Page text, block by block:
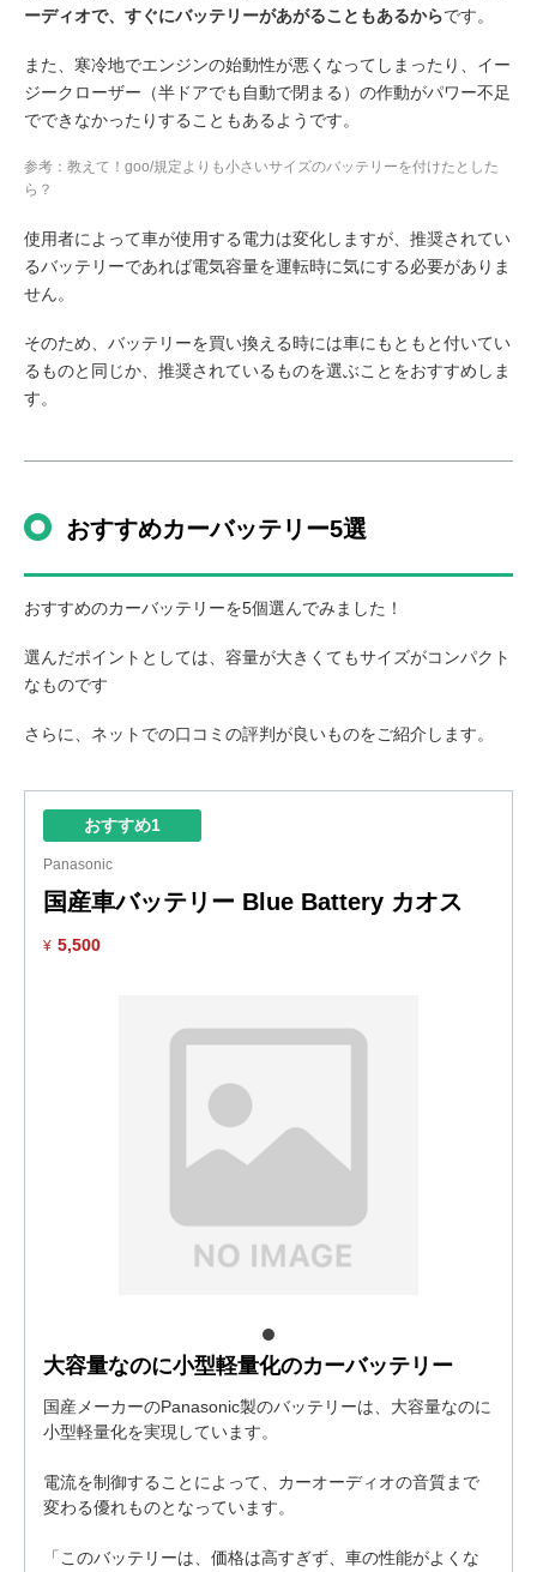
ーディオで、すぐにバッテリーがあがることもあるからです。
また、寒冷地でエンジンの始動性が悪くなってしまったり、イー
ジークローザー（半ドアでも自動で閉まる）の作動がパワー不足
でできなかったりすることもあるようです。
参考：教えて！goo/規定よりも小さいサイズのバッテリーを付けたとした
ら？
使用者によって車が使用する電力は変化しますが、推奨されてい
るバッテリーであれば電気容量を運転時に気にする必要がありま
せん。
そのため、バッテリーを買い換える時には車にもともと付いてい
るものと同じか、推奨されているものを選ぶことをおすすめしま
す。
おすすめカーバッテリー5選
おすすめのカーバッテリーを5個選んでみました！
選んだポイントとしては、容量が大きくてもサイズがコンパクト
なものです
さらに、ネットでの口コミの評判が良いものをご紹介します。
おすすめ1
Panasonic
国産車バッテリー Blue Battery カオス
¥ 5,500
大容量なのに小型軽量化のカーバッテリー
国産メーカーのPanasonic製のバッテリーは、大容量なのに
小型軽量化を実現しています。
電流を制御することによって、カーオーディオの音質まで
変わる優れものとなっています。
「このバッテリーは、価格は高すぎず、車の性能がよくな